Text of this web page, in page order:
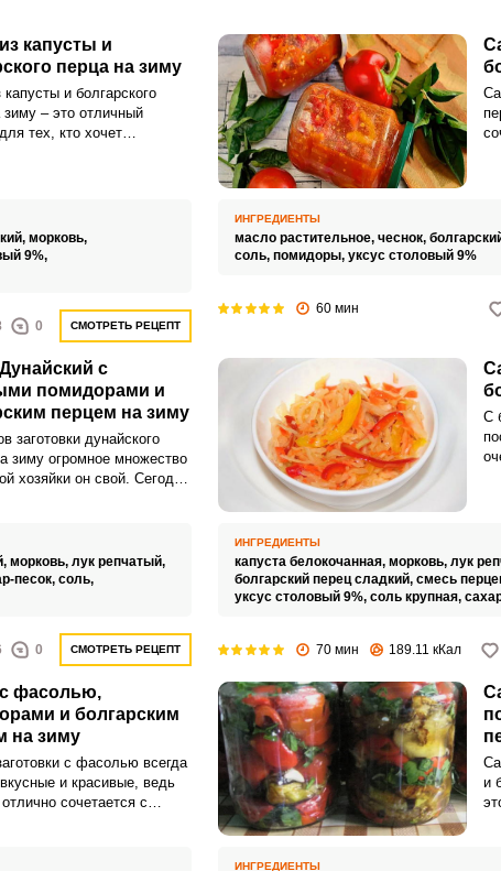
капусты и
перца на зиму
и болгарского
зиму – это отличный
тех, кто хочет
состояние капусты: она
свежей, без пятен и
должны быть
яркими и без морщин.
морковь,
9%,
0 СМОТРЕТЬ РЕЦЕПТ
ИНГРЕДИЕНТЫ
масло растительное, чеснок,
соль, помидоры, уксус столовый 9%
60 мин
с
помидорами и
перцем на зиму
заготовки дунайского
зиму огромное множество
хозяйки он свой. Сегодня
морковь, лук репчатый,
песок, соль,
0 СМОТРЕТЬ РЕЦЕПТ
С
ИНГРЕДИЕНТЫ
капуста белокочанная, морковь, лук
болгарский перец сладкий, смесь
уксус столовый 9%, соль крупная,
70 мин 189.11 кКал
фасолью,
и болгарским
на зиму
с фасолью всегда
и красивые, ведь
сочетается с
и
ИНГРЕДИЕНТЫ
Войдите
с помощью социальных
или
Запомнить меня
ВХОД
ЕЩЕ НЕ ЗАРЕГИСТРИРОВАННЫ?
Забыли пароль?